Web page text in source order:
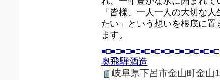
「皆様、一人一人の大切な
たい」という想いを根底に
ます。
奥飛騨酒造
岐阜県下呂市金山町金山